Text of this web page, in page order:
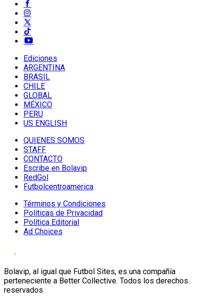
Ediciones
ARGENTINA
BRASIL
CHILE
GLOBAL
MÉXICO
PERU
US ENGLISH
QUIENES SOMOS
STAFF
CONTACTO
Escribe en Bolavip
RedGol
Futbolcentroamerica
Términos y Condiciones
Políticas de Privacidad
Política Editorial
Ad Choices
Bolavip, al igual que Futbol Sites, es una compañía
perteneciente a Better Collective. Todos los derechos
reservados